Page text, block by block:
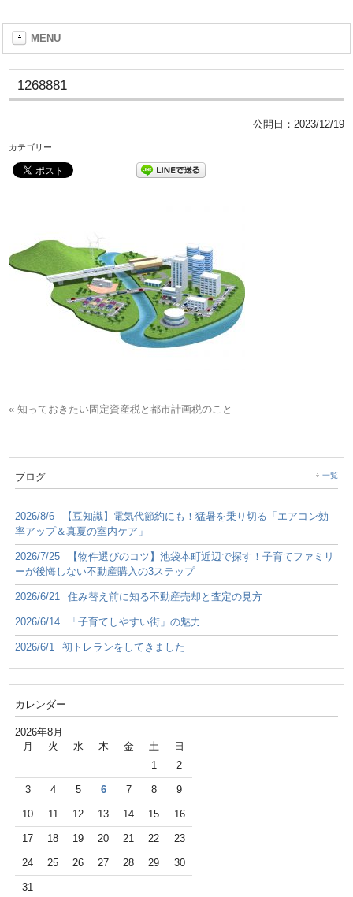
MENU
1268881
公開日： 2023/12/19
カテゴリー:
« 知っておきたい固定資産税と都市計画税のこと
ブログ 一覧
2026/8/6
【豆知識】電気代節約にも！猛暑を乗り切る「エアコン効
率アップ＆真夏の室内ケア」
2026/7/25
【物件選びのコツ】池袋本町近辺で探す！子育てファミリ
ーが後悔しない不動産購入の3ステップ
2026/6/21 住み替え前に知る不動産売却と査定の見方
2026/6/14 「子育てしやすい街」の魅力
2026/6/1 初トレランをしてきました
カレンダー
2026年8月
月 火 水 木 金 土 日
1 2
3 4 5 6 7 8 9
10 11 12 13 14 15 16
17 18 19 20 21 22 23
24 25 26 27 28 29 30
31